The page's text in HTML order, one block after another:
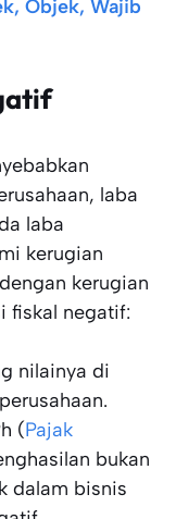
Objek, Wajib
laba
laba
kerugian
kerugian
fiskal negatif:
nilainya di
(Pajak
bukan
dalam bisnis